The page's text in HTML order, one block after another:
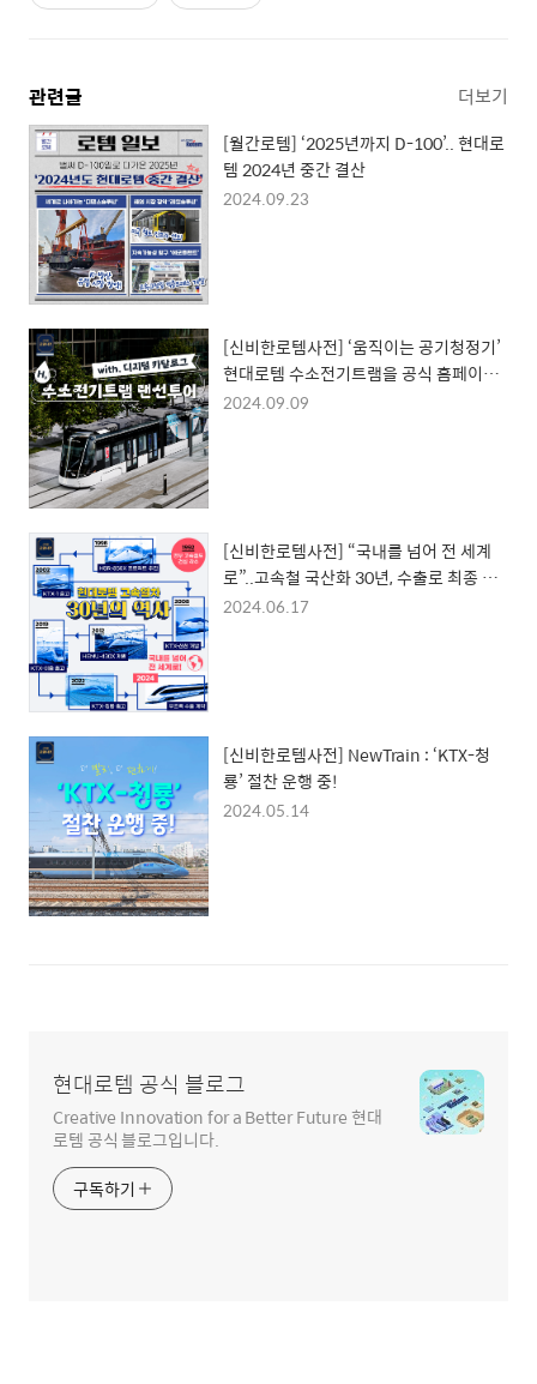
관련글 더보기
[월간로템] ‘2025년까지 D-100’.. 현대로
템 2024년 중간 결산
2024.09.23
[신비한로템사전] ‘움직이는 공기청정기’
현대로템 수소전기트램을 공식 홈페이지
에서 만나보세요!
2024.09.09
[신비한로템사전] “국내를 넘어 전 세계
로”..고속철 국산화 30년, 수출로 최종 결
실
2024.06.17
[신비한로템사전] NewTrain : ‘KTX-청
룡’ 절찬 운행 중!
2024.05.14
현대로템 공식 블로그
Creative Innovation for a Better Future 현대
로템 공식 블로그입니다.
구독하기